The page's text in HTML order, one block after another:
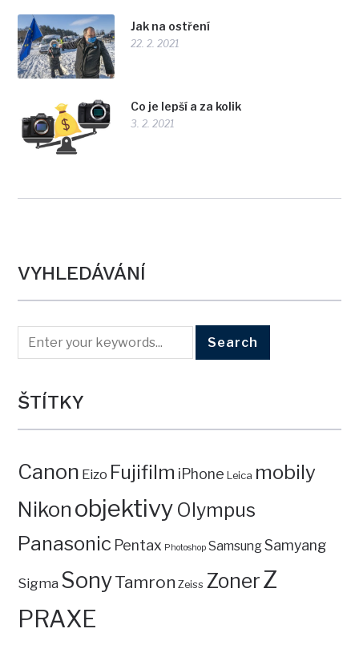
Jak na ostření
22. 2. 2021
Co je lepší a za kolik
3. 2. 2021
VYHLEDÁVÁNÍ
ŠTÍTKY
Canon Eizo Fujifilm iPhone Leica mobily
Nikon objektivy Olympus
Panasonic Pentax Photoshop SamsungSamyang
Sigma SonyTamron Zeiss ZonerZ
PRAXE